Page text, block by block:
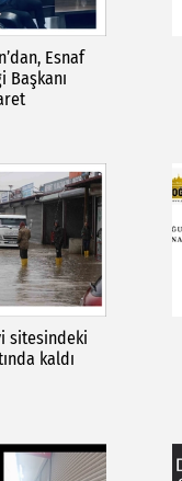
Esnaf
sitesindeki
kaldı